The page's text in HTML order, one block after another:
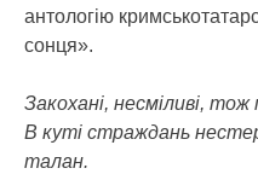
антологію
сонця».
Закохані, несміливі,
В куті страждань
талан.